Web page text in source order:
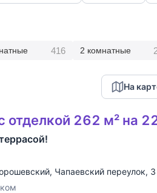
416 2 комнатные
На
отделкой 262 м² на
, Чапаевский переулок,